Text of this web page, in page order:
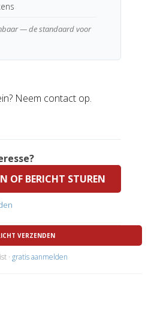
— de standaard voor
Neem contact op.
OF BERICHT STUREN
VERZENDEN
· gratis aanmelden